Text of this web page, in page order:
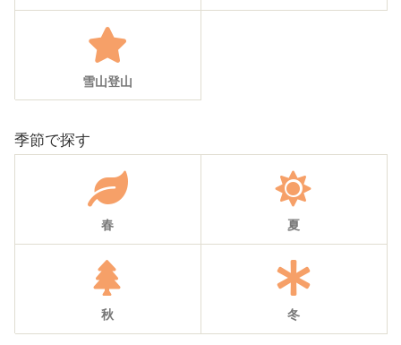
雪山登山
季節で探す
春 夏
秋 冬